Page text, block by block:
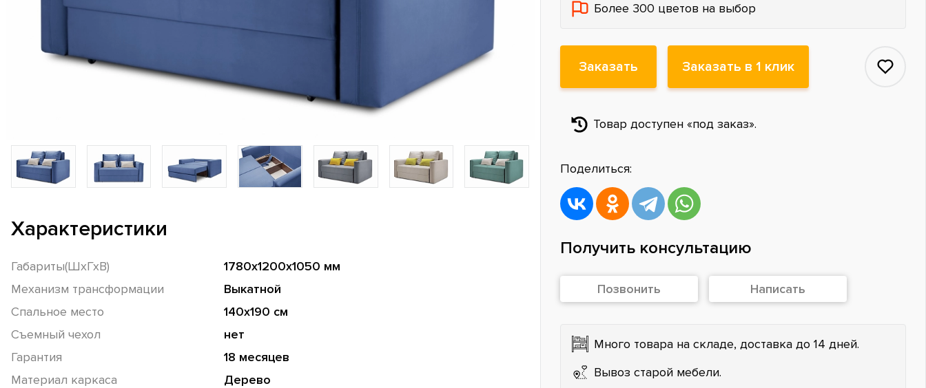
Более 300 цветов на выбор
Заказать Заказать в 1 клик
Товар доступен «под заказ».
Поделиться:
Получить консультацию
Позвонить Написать
Много товара на складе, доставка до 14 дней.
Вывоз старой мебели.
Характеристики
Габариты(ШхГхВ)
1780х1200х1050 мм
Механизм трансформации
Выкатной
Спальное место
140х190 см
Съемный чехол
нет
Гарантия
18 месяцев
Материал каркаса
Дерево